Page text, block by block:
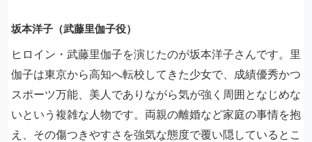
坂本洋子（武藤里伽子役）
ヒロイン・武藤里伽子を演じたのが坂本洋子さんです。里
伽子は東京から高知へ転校してきた少女で、成績優秀かつ
スポーツ万能、美人でありながら気が強く周囲となじめな
いという複雑な人物です。両親の離婚など家庭の事情を抱
え、その傷つきやすさを強気な態度で覆い隠しているとこ